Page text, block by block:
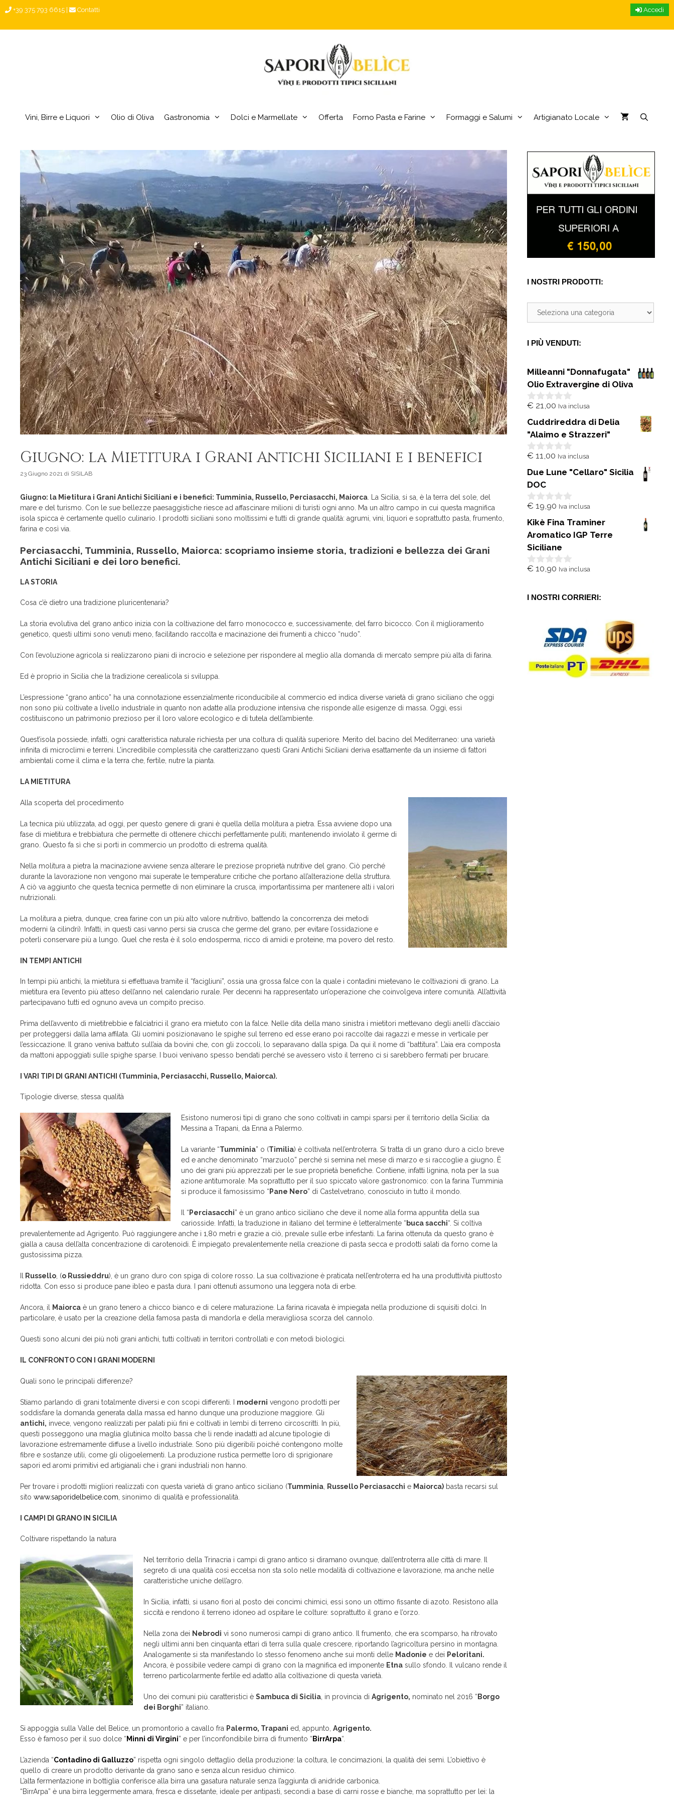
Accedi
+39 375 793 6615 Contatti
Vini, Birre e Liquori Olio di Oliva Gastronomia Dolci e Marmellate Offerta Forno Pasta e Farine Formaggi e Salumi Artigianato Locale
Giugno: la Mietitura i Grani Antichi Siciliani e i benefici
23 Giugno 2021 di SISILAB
Giugno: la Mietitura i Grani Antichi Siciliani e i benefici: Tumminia, Russello, Perciasacchi, Maiorca . La Sicilia, si sa, è la terra del sole, del
mare e del turismo. Con le sue bellezze paesaggistiche riesce ad affascinare milioni di turisti ogni anno. Ma un altro campo in cui questa magnifica
isola spicca è certamente quello culinario. I prodotti siciliani sono moltissimi e tutti di grande qualità: agrumi, vini, liquori e soprattutto pasta, frumento,
farina e così via.
Perciasacchi, Tumminia, Russello, Maiorca: scopriamo insieme storia, tradizioni e bellezza dei Grani
Antichi Siciliani e dei loro benefici.
LA STORIA
Cosa c’è dietro una tradizione pluricentenaria?
La storia evolutiva del grano antico inizia con la coltivazione del farro monococco e, successivamente, del farro bicocco. Con il miglioramento
genetico, questi ultimi sono venuti meno, facilitando raccolta e macinazione dei frumenti a chicco “nudo”.
Con l’evoluzione agricola si realizzarono piani di incrocio e selezione per rispondere al meglio alla domanda di mercato sempre più alta di farina.
Ed è proprio in Sicilia che la tradizione cerealicola si sviluppa.
L’espressione “grano antico” ha una connotazione essenzialmente riconducibile al commercio ed indica diverse varietà di grano siciliano che oggi
non sono più coltivate a livello industriale in quanto non adatte alla produzione intensiva che risponde alle esigenze di massa. Oggi, essi
costituiscono un patrimonio prezioso per il loro valore ecologico e di tutela dell’ambiente.
Quest’isola possiede, infatti, ogni caratteristica naturale richiesta per una coltura di qualità superiore. Merito del bacino del Mediterraneo: una varietà
infinita di microclimi e terreni. L’incredibile complessità che caratterizzano questi Grani Antichi Siciliani deriva esattamente da un insieme di fattori
ambientali come il clima e la terra che, fertile, nutre la pianta.
LA MIETITURA
Alla scoperta del procedimento
La tecnica più utilizzata, ad oggi, per questo genere di grani è quella della molitura a pietra. Essa avviene dopo una
fase di mietitura e trebbiatura che permette di ottenere chicchi perfettamente puliti, mantenendo inviolato il germe di
grano. Questo fa sì che si porti in commercio un prodotto di estrema qualità.
Nella molitura a pietra la macinazione avviene senza alterare le preziose proprietà nutritive del grano. Ciò perché
durante la lavorazione non vengono mai superate le temperature critiche che portano all’alterazione della struttura.
A ciò va aggiunto che questa tecnica permette di non eliminare la crusca, importantissima per mantenere alti i valori
nutrizionali.
La molitura a pietra, dunque, crea farine con un più alto valore nutritivo, battendo la concorrenza dei metodi
moderni (a cilindri). Infatti, in questi casi vanno persi sia crusca che germe del grano, per evitare l’ossidazione e
poterli conservare più a lungo. Quel che resta è il solo endosperma, ricco di amidi e proteine, ma povero del resto.
IN TEMPI ANTICHI
In tempi più antichi, la mietitura si effettuava tramite il “facigliuni”, ossia una grossa falce con la quale i contadini mietevano le coltivazioni di grano. La
mietitura era l’evento più atteso dell’anno nel calendario rurale. Per decenni ha rappresentato un’operazione che coinvolgeva intere comunità. All’attività
partecipavano tutti ed ognuno aveva un compito preciso.
Prima dell’avvento di mietitrebbie e falciatrici il grano era mietuto con la falce. Nelle dita della mano sinistra i mietitori mettevano degli anelli d’acciaio
per proteggersi dalla lama affilata. Gli uomini posizionavano le spighe sul terreno ed esse erano poi raccolte dai ragazzi e messe in verticale per
l’essiccazione. Il grano veniva battuto sull’aia da bovini che, con gli zoccoli, lo separavano dalla spiga. Da qui il nome di “battitura”. L’aia era composta
da mattoni appoggiati sulle spighe sparse. I buoi venivano spesso bendati perché se avessero visto il terreno ci si sarebbero fermati per brucare.
I VARI TIPI DI GRANI ANTICHI (Tumminia, Perciasacchi, Russello, Maiorca).
Tipologie diverse, stessa qualità
Esistono numerosi tipi di grano che sono coltivati in campi sparsi per il territorio della Sicilia: da
Messina a Trapani, da Enna a Palermo.
La variante “Tumminia” o (Timilia) è coltivata nell’entroterra. Si tratta di un grano duro a ciclo breve
ed e anche denominato “marzuolo” perché si semina nel mese di marzo e si raccoglie a giugno. È
uno dei grani più apprezzati per le sue proprietà benefiche. Contiene, infatti lignina, nota per la sua
azione antitumorale. Ma soprattutto per il suo spiccato valore gastronomico: con la farina Tumminia
si produce il famosissimo “Pane Nero” di Castelvetrano, conosciuto in tutto il mondo.
Il “Perciasacchi” è un grano antico siciliano che deve il nome alla forma appuntita della sua
cariosside. Infatti, la traduzione in italiano del termine è letteralmente “buca sacchi“. Si coltiva
prevalentemente ad Agrigento. Può raggiungere anche i 1,80 metri e grazie a ciò, prevale sulle erbe infestanti. La farina ottenuta da questo grano è
gialla a causa dell’alta concentrazione di carotenoidi. È impiegato prevalentemente nella creazione di pasta secca e prodotti salati da forno come la
gustosissima pizza.
Il Russello , (o Russieddru), è un grano duro con spiga di colore rosso. La sua coltivazione è praticata nell’entroterra ed ha una produttività piuttosto
ridotta. Con esso si produce pane ibleo e pasta dura. I pani ottenuti assumono una leggera nota di erbe.
Ancora, il Maiorca è un grano tenero a chicco bianco e di celere maturazione. La farina ricavata è impiegata nella produzione di squisiti dolci. In
particolare, è usato per la creazione della famosa pasta di mandorla e della meravigliosa scorza del cannolo.
Questi sono alcuni dei più noti grani antichi, tutti coltivati in territori controllati e con metodi biologici.
IL CONFRONTO CON I GRANI MODERNI
Quali sono le principali differenze?
Stiamo parlando di grani totalmente diversi e con scopi differenti. I moderni vengono prodotti per
soddisfare la domanda generata dalla massa ed hanno dunque una produzione maggiore. Gli
antichi, invece, vengono realizzati per palati più fini e coltivati in lembi di terreno circoscritti. In più,
questi posseggono una maglia glutinica molto bassa che li rende inadatti ad alcune tipologie di
lavorazione estremamente diffuse a livello industriale. Sono più digeribili poiché contengono molte
fibre e sostanze utili, come gli oligoelementi. La produzione rustica permette loro di sprigionare
sapori ed aromi primitivi ed artigianali che i grani industriali non hanno.
Per trovare i prodotti migliori realizzati con questa varietà di grano antico siciliano (Tumminia Russello Perciasacchi e Maiorca) basta recarsi sul
sito www.saporidelbelice.com , sinonimo di qualità e professionalità.
I CAMPI DI GRANO IN SICILIA
Coltivare rispettando la natura
Nel territorio della Trinacria i campi di grano antico si diramano ovunque, dall’entroterra alle città di mare. Il
segreto di una qualità così eccelsa non sta solo nelle modalità di coltivazione e lavorazione, ma anche nelle
caratteristiche uniche dell’agro.
In Sicilia, infatti, si usano fiori al posto dei concimi chimici, essi sono un ottimo fissante di azoto. Resistono alla
siccità e rendono il terreno idoneo ad ospitare le colture: soprattutto il grano e l’orzo.
Nella zona dei Nebrodi vi sono numerosi campi di grano antico. Il frumento, che era scomparso, ha ritrovato
negli ultimi anni ben cinquanta ettari di terra sulla quale crescere, riportando l’agricoltura persino in montagna.
Analogamente si sta manifestando lo stesso fenomeno anche sui monti delle Madonie e dei Peloritani.
Ancora, è possibile vedere campi di grano con la magnifica ed imponente Etna sullo sfondo. Il vulcano rende il
terreno particolarmente fertile ed adatto alla coltivazione di questa varietà.
Uno dei comuni più caratteristici è Sambuca di Sicilia , in provincia di Agrigento, nominato nel 2016 “Borgo
dei Borghi” italiano.
Si appoggia sulla Valle del Belice, un promontorio a cavallo fra Palermo, Trapani ed, appunto, Agrigento.
Esso è famoso per il suo dolce “Minni di Virgini” e per l’inconfondibile birra di frumento “BirrArpa“.
L’azienda “Contadino di Galluzzo” rispetta ogni singolo dettaglio della produzione: la coltura, le concimazioni, la qualità dei semi. L’obiettivo è
quello di creare un prodotto derivante da grano sano e senza alcun residuo chimico.
L’alta fermentazione in bottiglia conferisce alla birra una gasatura naturale senza l’aggiunta di anidride carbonica.
“BirrArpa” è una birra leggermente amara, fresca e dissetante, ideale per antipasti, secondi a base di carni rosse e bianche, ma soprattutto per lei: la
I NOSTRI PRODOTTI:
I PIÙ VENDUTI:
Milleanni "Donnafugata"
Olio Extravergine di Oliva
0
u
5
€ 21,00 Iva inclusa
Cuddrireddra di Delia
"Alaimo e Strazzeri"
0
u
5
€ 11,00 Iva inclusa
Due Lune "Cellaro" Sicilia
DOC
0
u
5
€ 19,90 Iva inclusa
Kikè Fina Traminer
Aromatico IGP Terre
Siciliane
0
5
€ 10,90 Iva inclusa
I NOSTRI CORRIERI: